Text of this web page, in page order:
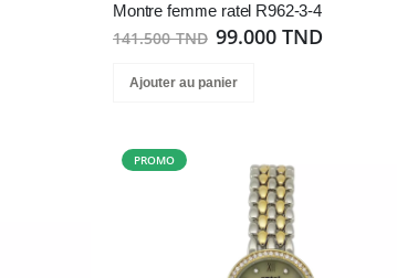
Montre femme ratel R962-3-4
141.500 TND 99.000 TND
Ajouter au panier
PROMO